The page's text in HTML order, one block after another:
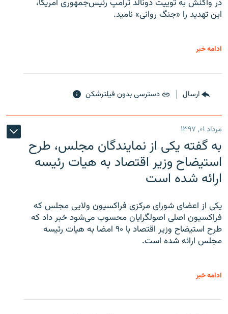
در واکنش به توییت دونالد ترامپ رئیس‌جمهوری آمریکا،
این تهدید را «جنگ روانی» نامید.
ادامه خبر
ارسال دسترسی بدون فیلترشکن
مرداد ۰۱, ۱۳۹۷
به گفته یکی از نمایندگان مجلس، طرح
استیضاح وزیر اقتصاد به هیات رئیسه
ارائه شده است
یکی از اعضای شورای مرکزی فراکسیون ولایی مجلس که
فراکسیون اصلی اصولگرایان محسوب می‌شود خبر داد که
طرح استیضاح وزیر اقتصاد با ۹۰ امضا به هیات رئیسه
مجلس ارائه شده است.
ادامه خبر